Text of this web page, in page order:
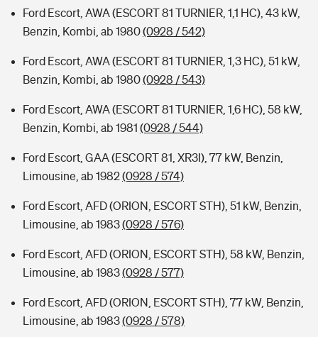
Ford Escort, AWA (ESCORT 81 TURNIER, 1,1 HC), 43 kW,
Benzin, Kombi, ab 1980(0928 / 542)
Ford Escort, AWA (ESCORT 81 TURNIER, 1,3 HC), 51 kW,
Benzin, Kombi, ab 1980(0928 / 543)
Ford Escort, AWA (ESCORT 81 TURNIER, 1,6 HC), 58 kW,
Benzin, Kombi, ab 1981 (0928 / 544)
Ford Escort, GAA (ESCORT 81, XR3I), 77 kW, Benzin,
Limousine, ab 1982(0928 / 574)
Ford Escort, AFD (ORION, ESCORT STH), 51 kW, Benzin,
Limousine, ab 1983(0928 / 576)
Ford Escort, AFD (ORION, ESCORT STH), 58 kW, Benzin,
Limousine, ab 1983(0928 / 577)
Ford Escort, AFD (ORION, ESCORT STH), 77 kW, Benzin,
Limousine, ab 1983(0928 / 578)